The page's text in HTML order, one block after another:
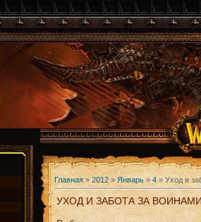
Главная»2012 » Январь » 4 » Уход и
УХОД И ЗАБОТА ЗА